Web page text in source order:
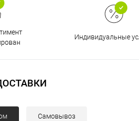
Индивидуальные
Самовывоз